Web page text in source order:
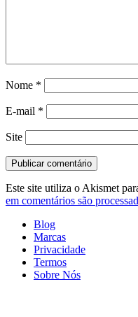
Nome *
E-mail *
Site
Este site utiliza o Akismet
em comentários são
Blog
Marcas
Privacidade
Termos
Sobre Nós